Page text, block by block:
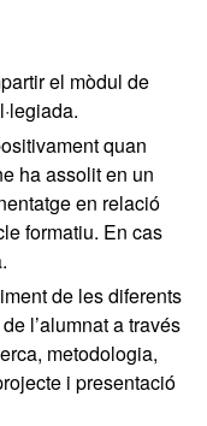
el mòdul de
quan
ha assolit en un
en relació
formatiu. En cas
de les diferents
l’alumnat a través
metodologia,
i presentació